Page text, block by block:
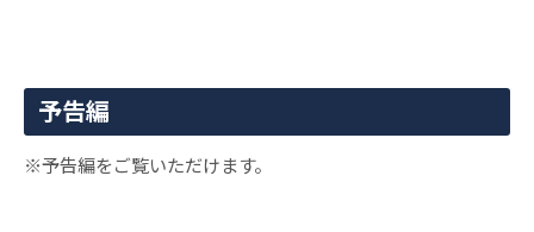
予告編
※予告編をご覧いただけます。